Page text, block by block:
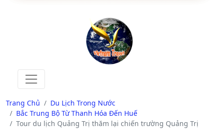
Trang Chủ
Du Lịch Trong Nước
Bắc Trung Bộ Từ Thanh Hóa Đến Huế
Tour du lịch Quảng Trị thăm lại chiến trường Quảng Trị